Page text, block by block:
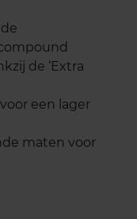
de ‘Extra
een lager
maten voor